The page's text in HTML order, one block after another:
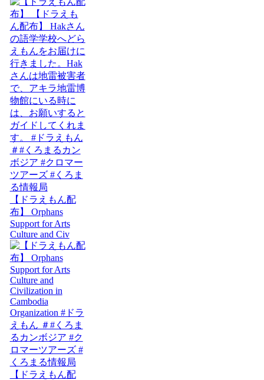
【ドラえもん配
布】 Orphans
Support for Arts
Culture and Civ
【ドラえもん配